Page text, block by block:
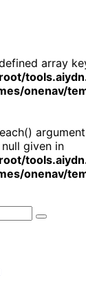
array
onenav/
given in
onenav/